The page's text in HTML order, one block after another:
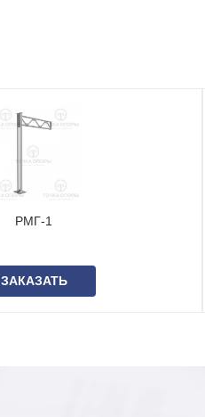
РМГ-1
ЗАКАЗАТЬ